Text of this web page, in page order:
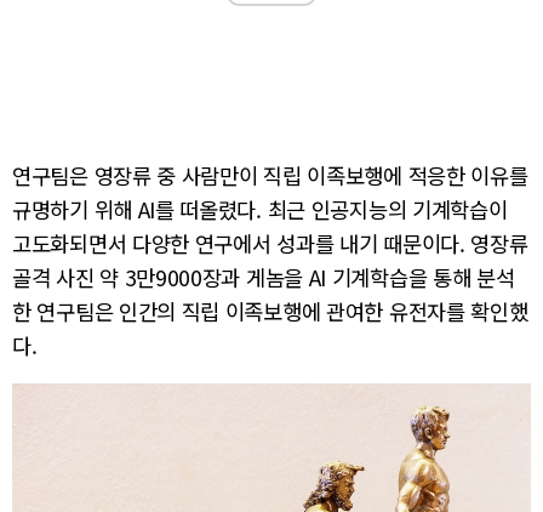
연구팀은 영장류 중 사람만이 직립 이족보행에 적응한 이유를
규명하기 위해 AI를 떠올렸다. 최근 인공지능의 기계학습이
고도화되면서 다양한 연구에서 성과를 내기 때문이다. 영장류
골격 사진 약 3만9000장과 게놈을 AI 기계학습을 통해 분석
한 연구팀은 인간의 직립 이족보행에 관여한 유전자를 확인했
다.